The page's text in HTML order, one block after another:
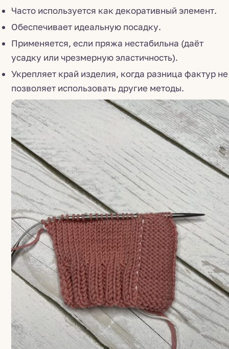
Часто используется как декоративный элемент.
Обеспечивает идеальную посадку.
Применяется, если пряжа нестабильна (даёт
усадку или чрезмерную эластичность).
Укрепляет край изделия, когда разница фактур не
позволяет использовать другие методы.